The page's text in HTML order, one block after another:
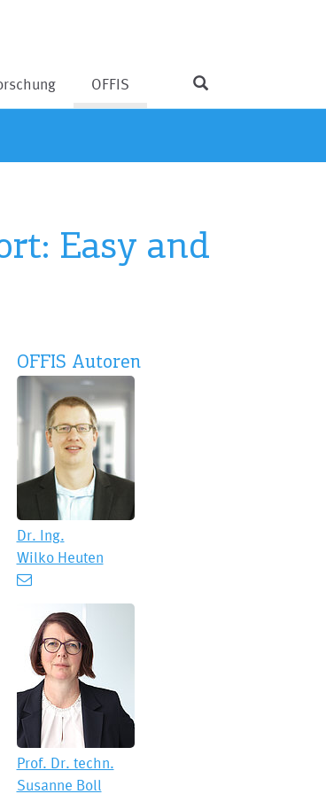
OFFIS
Easy and
OFFIS Autoren
Dr. Ing.
Wilko Heuten
Prof. Dr. techn.
Susanne Boll